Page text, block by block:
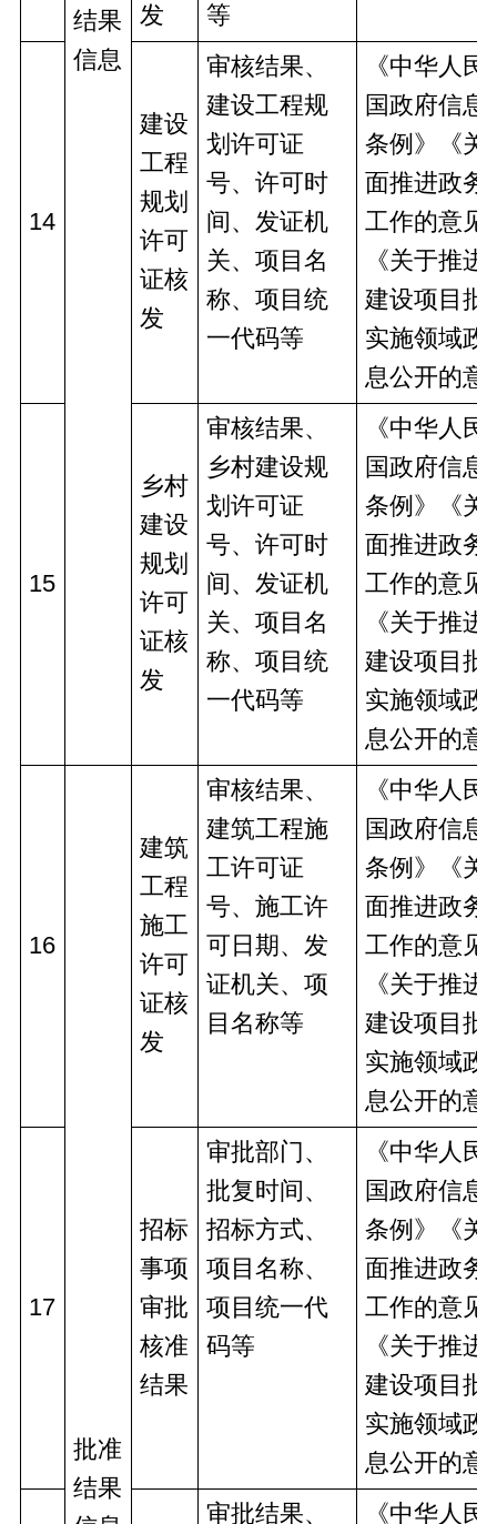
结果
信息
发
等
14
建设
工程
规划
许可
证核
发
审核结果、
建设工程规
划许可证
号、许可时
间、发证机
关、项目名
称、项目统
一代码等
《中华人民
国政府信息
条例》《关
面推进政务
工作的意见
《关于推进
建设项目批
实施领域政
息公开的意
15
乡村
建设
规划
许可
证核
发
审核结果、
乡村建设规
划许可证
号、许可时
间、发证机
关、项目名
称、项目统
一代码等
《中华人民
国政府信息
条例》《关
面推进政务
工作的意见
《关于推进
建设项目批
实施领域政
息公开的意
16
批准
结果
建筑
工程
施工
许可
证核
发
审核结果、
建筑工程施
工许可证
号、施工许
可日期、发
证机关、项
目名称等
《中华人民
国政府信息
条例》《关
面推进政务
工作的意见
《关于推进
建设项目批
实施领域政
息公开的意
17
招标
事项
审批
核准
结果
审批部门、
批复时间、
招标方式、
项目名称、
项目统一代
码等
《中华人民
国政府信息
条例》《关
面推进政务
工作的意见
《关于推进
建设项目批
实施领域政
息公开的意
审批结果、
《中华人民